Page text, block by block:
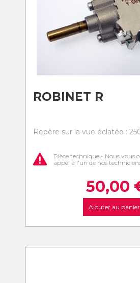
ROBINET R
Repère sur la vue éclatée :
Pièce technique - Nous vous
appel à l'un de nos
50,00
Ajouter au panier